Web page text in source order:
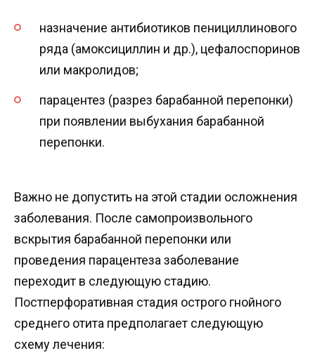
назначение антибиотиков пенициллинового
ряда (амоксициллин и др.), цефалоспоринов
или макролидов;
парацентез (разрез барабанной перепонки)
при появлении выбухания барабанной
перепонки.
Важно не допустить на этой стадии осложнения
заболевания. После самопроизвольного
вскрытия барабанной перепонки или
проведения парацентеза заболевание
переходит в следующую стадию.
Постперфоративная стадия острого гнойного
среднего отита предполагает следующую
схему лечения: